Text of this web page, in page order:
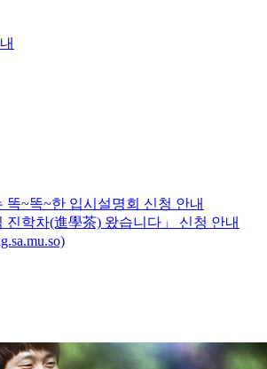
똑~똑~한 입시설명회 신청 안내
진학차(進學茶) 왔습니다」 신청 안내